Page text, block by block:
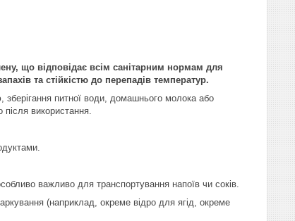
що відповідає всім санітарним нормам для
та стійкістю до перепадів температур.
зберігання питної води, домашнього молока або
використання.
важливо для транспортування напоїв чи соків.
(наприклад, окреме відро для ягід, окреме